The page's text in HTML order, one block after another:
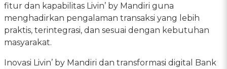
fitur dan kapabilitas Livin’ by Mandiri guna
menghadirkan pengalaman transaksi yang lebih
praktis, terintegrasi, dan sesuai dengan kebutuhan
masyarakat.
Inovasi Livin’ by Mandiri dan transformasi digital Bank